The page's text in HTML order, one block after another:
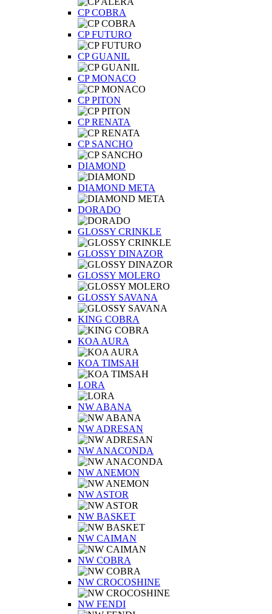
CP COBRA
CP FUTURO
CP GUANIL
CP MONACO
CP PITON
CP RENATA
CP SANCHO
DIAMOND
DIAMOND META
DORADO
GLOSSY CRINKLE
GLOSSY DINAZOR
GLOSSY MOLERO
GLOSSY SAVANA
KING COBRA
KOA AURA
KOA TIMSAH
LORA
NW ABANA
NW ADRESAN
NW ANACONDA
NW ANEMON
NW ASTOR
NW BASKET
NW CAIMAN
NW COBRA
NW CROCOSHINE
NW FENDI